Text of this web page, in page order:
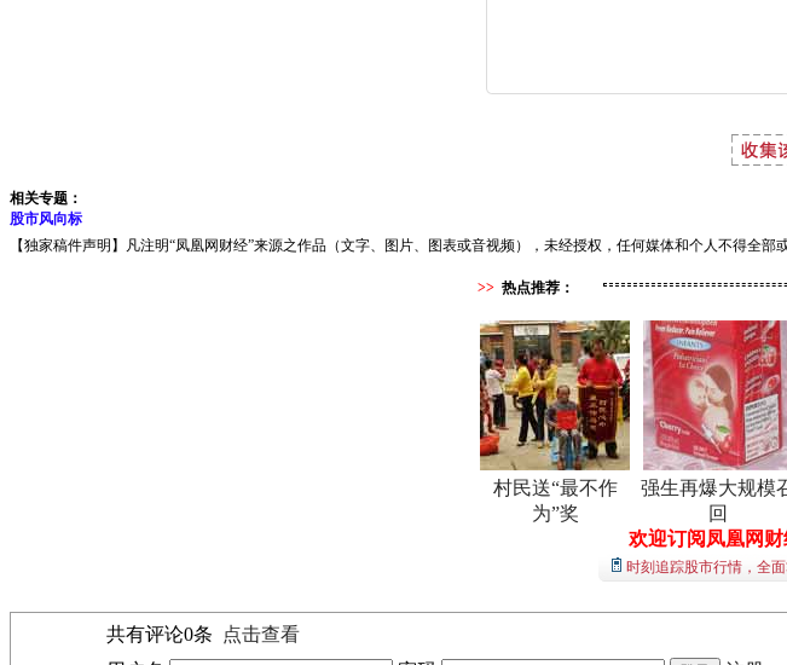
相关专题：
股市风向标
【独家稿件声明】凡注明“凤凰网财经”来源之作品（文字、图片、图表或音视频），未经授权，任何媒体和个人不得全
>> 热点推荐：
村民送“最不作
为”奖
强生再爆大规模
回
欢迎订阅凤凰网财
时刻追踪股市行情，全
共有评论0条
点击查看